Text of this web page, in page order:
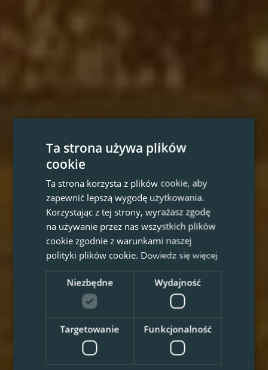
Ta strona używa plików
cookie
Ta strona korzysta z plików cookie, aby
zapewnić lepszą wygodę użytkowania.
Korzystając z tej strony, wyrażasz zgodę
na używanie przez nas wszystkich plików
cookie zgodnie z warunkami naszej
polityki plików cookie. Dowiedz się więcej
Niezbędne Wydajność
Targetowanie Funkcjonalność